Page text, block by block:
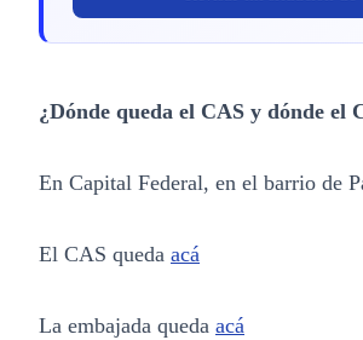
¿Dónde queda el CAS y dónde el
En Capital Federal, en el barrio de
El CAS queda acá
La embajada queda acá